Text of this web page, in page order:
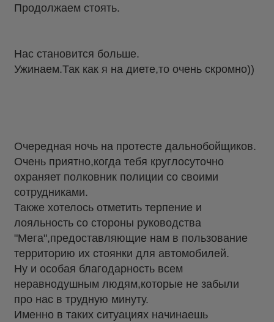
Продолжаем стоять.
Нас становится больше.
Ужинаем.Так как я на диете,то очень скромно))
Очередная ночь на протесте дальнобойщиков.
Очень приятно,когда тебя круглосуточно
охраняет полковник полиции со своими
сотрудниками.
Также хотелось отметить терпение и
лояльность со стороны руководства
"Мега",предоставляющие нам в пользование
территорию их стоянки для автомобилей.
Ну и особая благодарность всем
неравнодушным людям,которые не забыли
про нас в трудную минуту.
Именно в таких ситуациях начинаешь